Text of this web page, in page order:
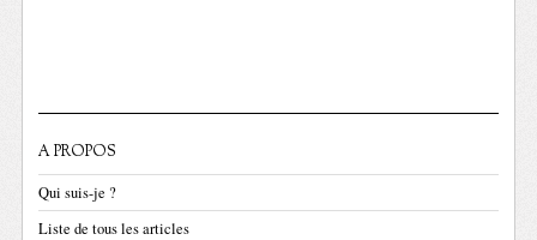
A PROPOS
Qui suis-je ?
Liste de tous les articles